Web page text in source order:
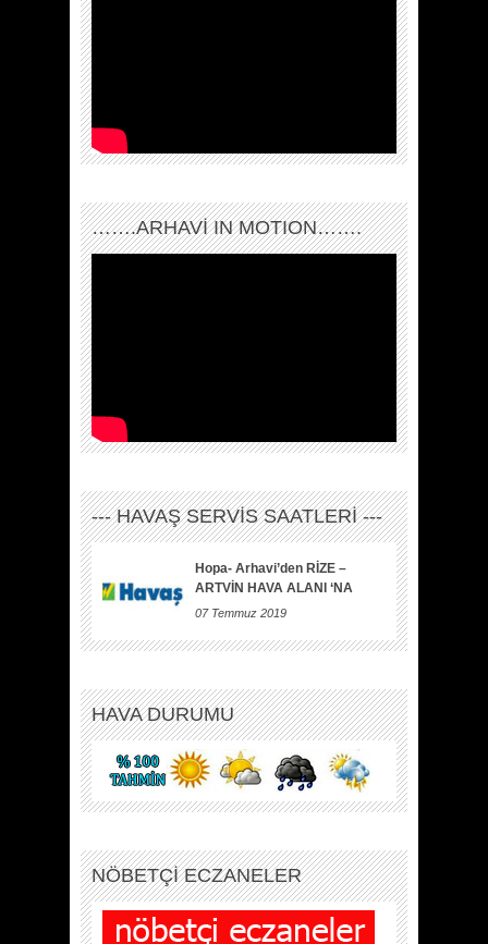
…….ARHAVI IN MOTION…….
--- HAVAŞ SERVİS SAATLERİ ---
Hopa- Arhavi’den RİZE –
ARTVİN HAVA ALANI ‘NA
07 Temmuz 2019
HAVA DURUMU
NÖBETÇİ ECZANELER